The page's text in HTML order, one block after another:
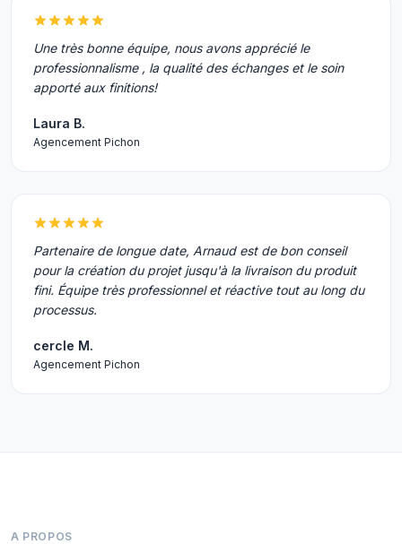
Une très bonne équipe, nous avons apprécié le
professionnalisme , la qualité des échanges et le soin
apporté aux finitions!
Laura B.
Agencement Pichon
Partenaire de longue date, Arnaud est de bon conseil
pour la création du projet jusqu'à la livraison du produit
fini. Équipe très professionnel et réactive tout au long du
processus.
cercle M.
Agencement Pichon
A PROPOS